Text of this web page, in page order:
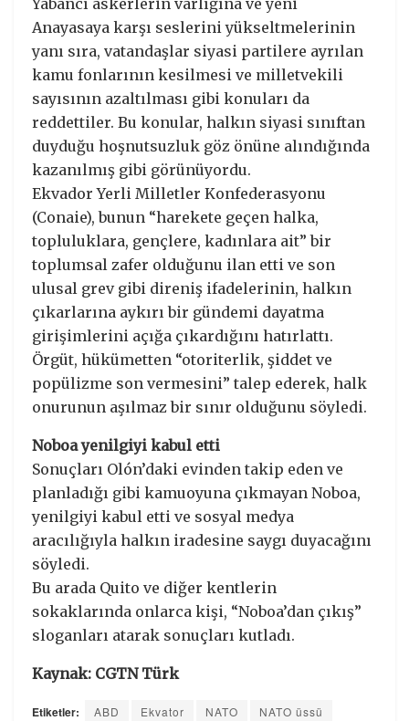
Anayasaya karşı seslerini yükseltmelerinin
yanı sıra, vatandaşlar siyasi partilere ayrılan
kamu fonlarının kesilmesi ve milletvekili
sayısının azaltılması gibi konuları da
reddettiler. Bu konular, halkın siyasi sınıftan
duyduğu hoşnutsuzluk göz önüne alındığında
kazanılmış gibi görünüyordu.
Ekvador Yerli Milletler Konfederasyonu
(Conaie), bunun “harekete geçen halka,
topluluklara, gençlere, kadınlara ait” bir
toplumsal zafer olduğunu ilan etti ve son
ulusal grev gibi direniş ifadelerinin, halkın
çıkarlarına aykırı bir gündemi dayatma
girişimlerini açığa çıkardığını hatırlattı.
Örgüt, hükümetten “otoriterlik, şiddet ve
popülizme son vermesini” talep ederek, halk
onurunun aşılmaz bir sınır olduğunu söyledi.
Noboa yenilgiyi kabul etti
Sonuçları Olón’daki evinden takip eden ve
planladığı gibi kamuoyuna çıkmayan Noboa,
yenilgiyi kabul etti ve sosyal medya
aracılığıyla halkın iradesine saygı duyacağını
söyledi.
Bu arada Quito ve diğer kentlerin
sokaklarında onlarca kişi, “Noboa’dan çıkış”
sloganları atarak sonuçları kutladı.
Kaynak: CGTN Türk
Etiketler: ABD Ekvator NATO
NATO üssü